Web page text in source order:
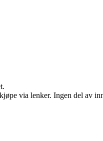
via lenker. Ingen del av